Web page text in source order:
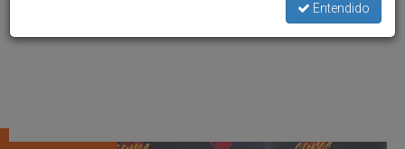
Entendido